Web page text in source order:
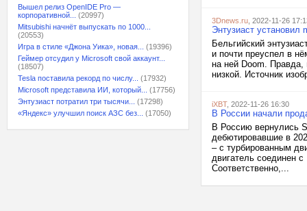
Вышел релиз OpenIDE Pro —
корпоративной...
(20997)
Mitsubishi начнёт выпускать по 1000...
(20553)
Игра в стиле «Джона Уика», новая...
(19396)
Геймер отсудил у Microsoft свой аккаунт...
(18507)
Tesla поставила рекорд по числу...
(17932)
Microsoft представила ИИ, который...
(17756)
Энтузиаст потратил три тысячи...
(17298)
«Яндекс» улучшил поиск АЗС без...
(17050)
3Dnews.ru , 2022-11-26
Энтузиаст
Бельгийский
и почти преуспел в
на ней Doom. Правда,
низкой. Источник
iXBT, 2022-11-26 16:30
В России начали
В Россию вернулись
дебютировавшие в
– с турбированным
двигатель соединен
Соответственно,...